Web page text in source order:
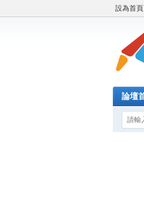
設為首頁
論壇